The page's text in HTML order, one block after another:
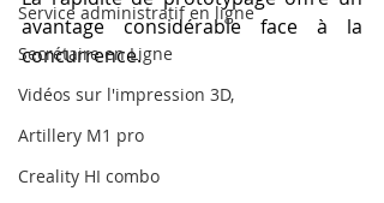
Service administratif en ligne
Secrétaire en Ligne
Vidéos sur l'impression 3D,
Artillery M1 pro
Creality HI combo
avantage considérable face à la
concurrence.